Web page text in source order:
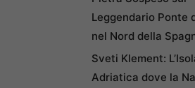
Leggendario Ponte
nel Nord della
Sveti Klement:
Adriatica dove la